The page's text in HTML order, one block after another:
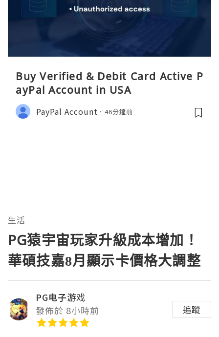
Buy Verified & Debit Card Active P
ayPal Account in USA
PayPal Account 46分鐘前
生活
PG猿宇宙玩家升級成本增加！
華碩技嘉8月顯示卡價格大調整
PG电子游戏
發佈於 8小時前
追蹤